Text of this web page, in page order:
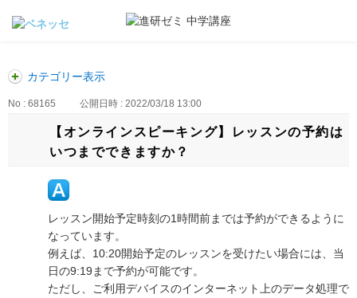
カテゴリー表示
No : 68165 公開日時 : 2022/03/18 13:00
【オンラインスピーキング】レッスンの予約は
いつまでできますか？
レッスン開始予定時刻の1時間前までは予約ができるように
なっています。
例えば、10:20開始予定のレッスンを受けたい場合には、当
日の9:19まで予約が可能です。
ただし、ご利用デバイスのインターネット上のデータ処理で